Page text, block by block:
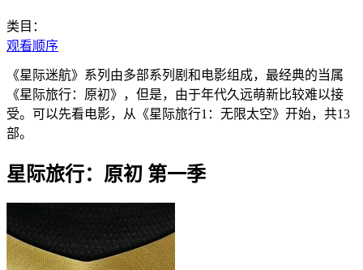
类目：
观看顺序
《星际迷航》系列由多部系列剧和电影组成，最经典的当属
《星际旅行：原初》，但是，由于年代久远萌新比较难以接
受。可以先看电影，从《星际旅行1：无限太空》开始，共13
部。
星际旅行：原初 第一季